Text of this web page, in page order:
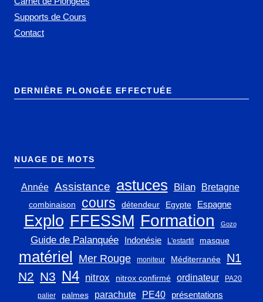
Supports de Cours
Contact
DERNIÈRE PLONGÉE EFFECTUÉE
NUAGE DE MOTS
Année Assistance astuces Bilan Bretagne
combinaison cours détendeur Egypte Espagne
Explo FFESSM Formation Gozo
Guide de Palanquée Indonésie L'estartit masque
matériel Mer Rouge moniteur Méditerranée N1
N2 N3 N4 nitrox nitrox confirmé ordinateur PA20
palier palmes parachute PE40 présentations